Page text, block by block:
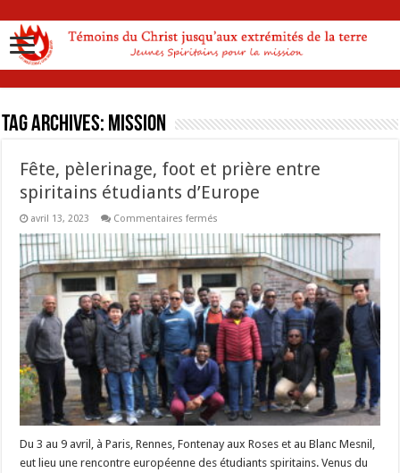
Tag Archives: Mission
Fête, pèlerinage, foot et prière entre
spiritains étudiants d’Europe
avril 13, 2023 Commentaires fermés
pèlerinage,
foot
et
prière
entre
spiritains
étudiants
d’Europe
Du 3 au 9 avril, à Paris, Rennes, Fontenay aux Roses et au Blanc Mesnil,
eut lieu une rencontre européenne des étudiants spiritains. Venus du